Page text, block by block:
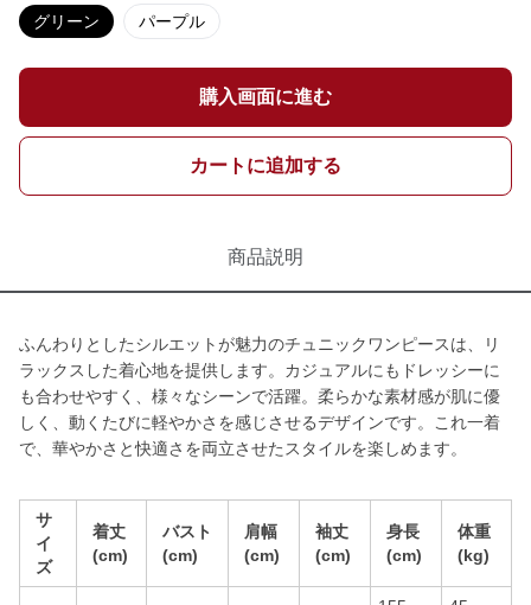
グリーン パープル
購入画面に進む
カートに追加する
商品説明
ふんわりとしたシルエットが魅力のチュニックワンピースは、リ
ラックスした着心地を提供します。カジュアルにもドレッシーに
も合わせやすく、様々なシーンで活躍。柔らかな素材感が肌に優
しく、動くたびに軽やかさを感じさせるデザインです。これ一着
で、華やかさと快適さを両立させたスタイルを楽しめます。
サ
イ
ズ
着丈
(cm)
バスト
(cm)
肩幅
(cm)
袖丈
(cm)
身長
(cm)
体重
(kg)